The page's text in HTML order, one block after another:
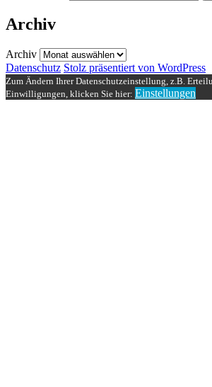
Archiv
Archiv
Datenschutz Stolz präsentiert von WordPress
Zum Ändern Ihrer Datenschutzeinstellung, z.B.
Einwilligungen, klicken Sie hier: Einstellungen